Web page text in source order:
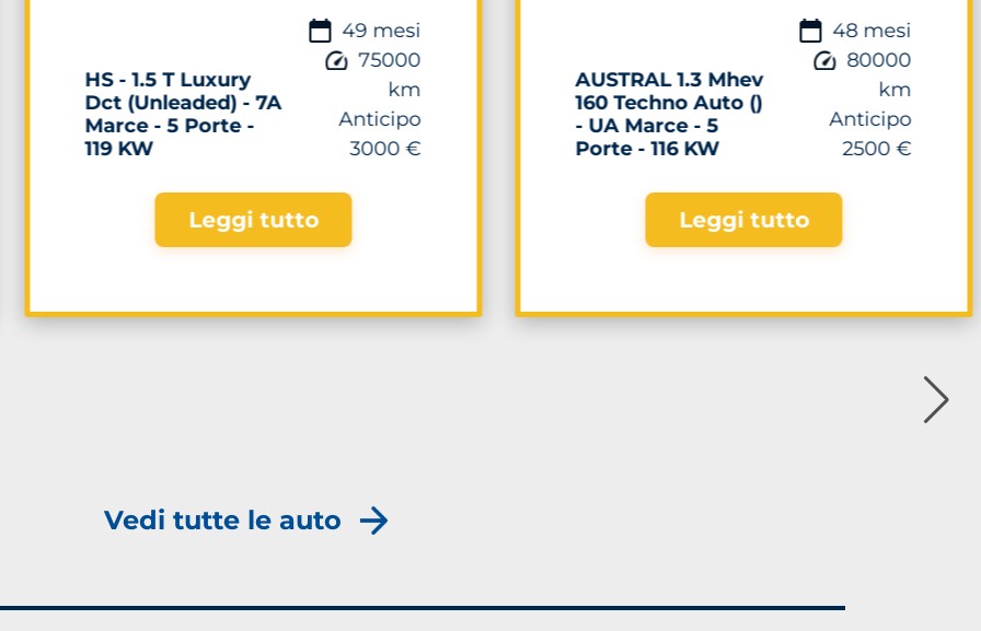
HS - 1.5 T Luxury
Dct (Unleaded) - 7A
Marce - 5 Porte -
119 KW
49 mesi
75000
km
Anticipo
3000 €
Leggi tutto
AUSTRAL 1.3 Mhev
160 Techno Auto ()
- UA Marce - 5
Porte - 116 KW
48 mesi
80000
km
Anticipo
2500 €
Leggi tutto
Vedi tutte le auto